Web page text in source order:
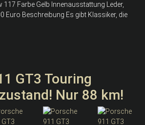
117 Farbe Gelb Innenausstattung Leder,
Euro Beschreibung Es gibt Klassiker, die
GT3 Touring
Nur 88 km!